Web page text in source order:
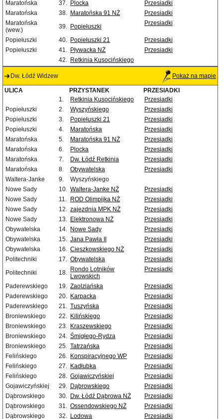
Maratońska
37. Plocka
Przesiadki
Maratońska
38. Maratońska 91 NŻ
Przesiadki
Maratońska
(wew.)
39. Popiełuszki Przesiadki
Popiełuszki 40. Popiełuszki 21
Przesiadki
Popiełuszki
41. Pływacka NŻ
Przesiadki
42. Retkinia Kusocińskiego
Dw. Łódź Widzew Pokaż na mapie
ULICA PRZYSTANEK
PRZESIADKI
1.
Retkinia Kusocińskiego
Przesiadki
Popiełuszki
2. Wyszyńskiego
Przesiadki
Popiełuszki
3. Popiełuszki 21
Przesiadki
Popiełuszki
4. Maratońska
Przesiadki
Maratońska
5. Maratońska 91 NŻ
Przesiadki
Maratońska
6. Plocka
Przesiadki
Maratońska
7. Dw. Łódź Retkinia
Przesiadki
Maratońska
8. Obywatelska
Przesiadki
Waltera-Janke
9.
Wyszyńskiego
Nowe Sady
10. Waltera-Janke NŻ
Przesiadki
Nowe Sady
11. ROD Olimpijka NŻ
Przesiadki
Nowe Sady
12. zajezdnia MPK NŻ
Przesiadki
Nowe Sady
13. Elektronowa NŻ
Przesiadki
Obywatelska
14. Nowe Sady
Przesiadki
Obywatelska
15. Jana Pawła II
Przesiadki
Obywatelska
16. Cieszkowskiego NŻ
Przesiadki
Politechniki
17. Obywatelska
Przesiadki
Politechniki
18. Rondo Lotników
Lwowskich
Przesiadki
Paderewskiego 19. Zaolziańska
Przesiadki
Paderewskiego
20. Karpacka
Przesiadki
Paderewskiego
21. Tuszyńska
Przesiadki
Broniewskiego
22. Kilińskiego
Przesiadki
Broniewskiego
23. Kraszewskiego
Przesiadki
Broniewskiego
24. Śmigłego-Rydza
Przesiadki
Broniewskiego
25. Tatrzańska
Przesiadki
Felińskiego
26. Konspiracyjnego WP
Przesiadki
Felińskiego
27. Kadłubka
Przesiadki
Felińskiego
28. Gojawiczyńskiej
Przesiadki
Gojawiczyńskiej
29. Dąbrowskiego
Przesiadki
Dąbrowskiego
30. Dw. Łódź Dąbrowa NŻ
Przesiadki
Dąbrowskiego
31. Ossendowskiego NŻ
Przesiadki
Dąbrowskiego
32. Lodowa Przesiadki